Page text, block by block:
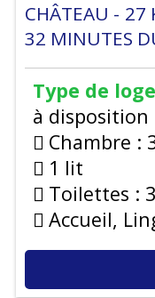
CHÂTEAU 27
32 MINUTES
Type de
à disposition
Chambre :
1 lit
Toilettes : 3
Accueil,